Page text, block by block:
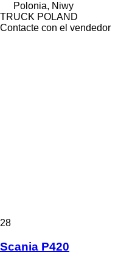
Polonia, Niwy
TRUCK POLAND
Contacte con el vendedor
28
Scania P420